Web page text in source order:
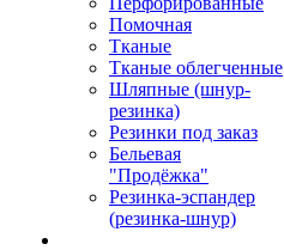
Помочная
Тканые
Тканые облегченные
Шляпные (шнур-
резинка)
Резинки под заказ
Бельевая
"Продёжка"
Резинка-эспандер
(резинка-шнур)